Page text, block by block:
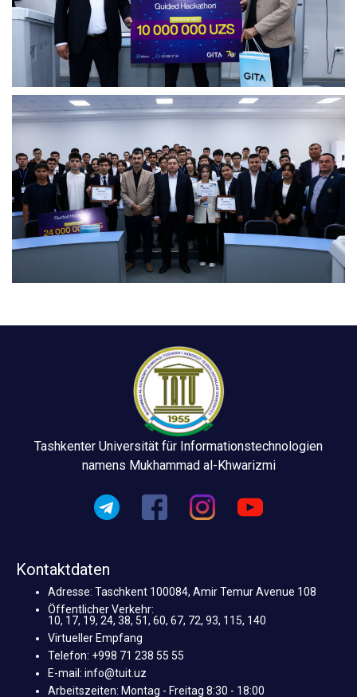
Tashkenter Universität für Informationstechnologien
namens Mukhammad al-Khwarizmi
Kontaktdaten
Adresse: Taschkent 100084, Amir Temur Avenue 108
Öffentlicher Verkehr:
10, 17, 19, 24, 38, 51, 60, 67, 72, 93, 115, 140
Virtueller Empfang
Telefon: +998 71 238 55 55
E-mail: info@tuit.uz
Arbeitszeiten: Montag - Freitag 8:30 - 18:00